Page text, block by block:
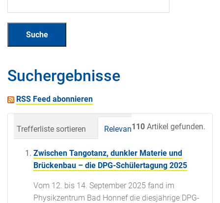
Suchergebnisse
RSS Feed abonnieren
110 Artikel gefunden.
Trefferliste sortieren Relevanz Datum
Zwischen Tangotanz, dunkler Materie und
Brückenbau – die DPG-Schülertagung 2025
Vom 12. bis 14. September 2025 fand im
Physikzentrum Bad Honnef die diesjährige DPG-